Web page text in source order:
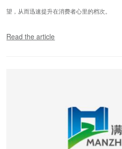
望，从而迅速提升在消费者心里的档次。
Read the article